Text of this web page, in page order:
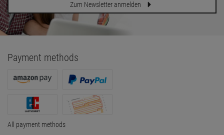
Zum Newsletter anmelden
Payment methods
All payment methods